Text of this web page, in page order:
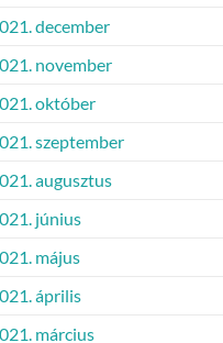
december
november
október
szeptember
augusztus
június
május
április
március